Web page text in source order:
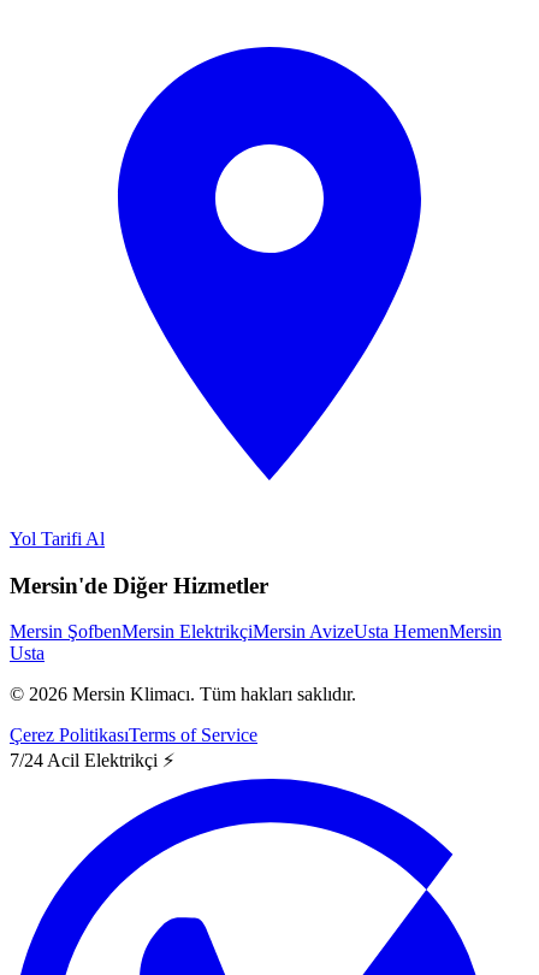
Yol Tarifi Al
Mersin'de Diğer Hizmetler
Mersin ŞofbenMersin ElektrikçiMersin AvizeUsta HemenMersin
Usta
© 2026 Mersin Klimacı. Tüm hakları saklıdır.
Çerez PolitikasıTerms of Service
7/24 Acil Elektrikçi ⚡